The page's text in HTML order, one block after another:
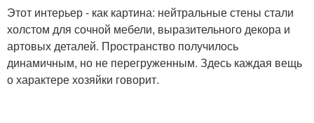
Этот интерьер - как картина: нейтральные стены стали
холстом для сочной мебели, выразительного декора и
артовых деталей. Пространство получилось
динамичным, но не перегруженным. Здесь каждая вещь
о характере хозяйки говорит.